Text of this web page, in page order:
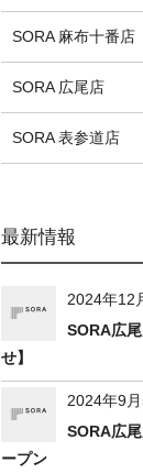
SORA 麻布十番店
SORA 広尾店
SORA 表参道店
最新情報
2024年12
SORA広
せ】
2024年9
SORA広
ープン